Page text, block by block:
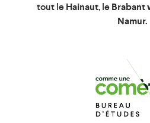
tout leHainaut, leBrabant
Namur.